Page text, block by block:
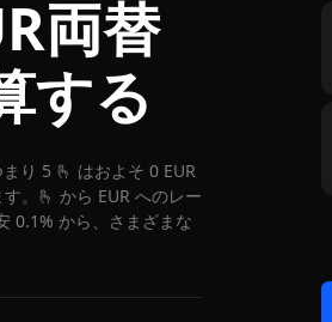
両替
する
り 5 🫰 はおよそ 0 EUR
。🫰 から EUR へのレー
0.1% から、さまざまな